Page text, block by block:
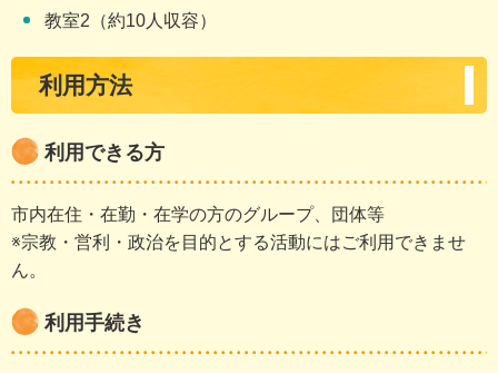
教室2（約10人収容）
利用方法
利用できる方
市内在住・在勤・在学の方のグループ、団体等
※宗教・営利・政治を目的とする活動にはご利用できませ
ん。
利用手続き